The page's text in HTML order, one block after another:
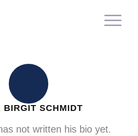
BIRGIT SCHMIDT
not written his bio yet.